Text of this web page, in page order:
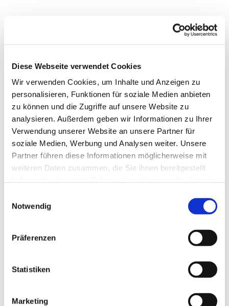
Diese Webseite verwendet Cookies
Wir verwenden Cookies, um Inhalte und Anzeigen zu
personalisieren, Funktionen für soziale Medien anbieten
zu können und die Zugriffe auf unsere Website zu
analysieren. Außerdem geben wir Informationen zu Ihrer
Verwendung unserer Website an unsere Partner für
soziale Medien, Werbung und Analysen weiter. Unsere
Partner führen diese Informationen möglicherweise mit
weiteren Daten zusammen, die Sie ihnen bereitgestellt
Notwendig
Präferenzen
Statistiken
Marketing
Dies könnte Sie auch
interessieren